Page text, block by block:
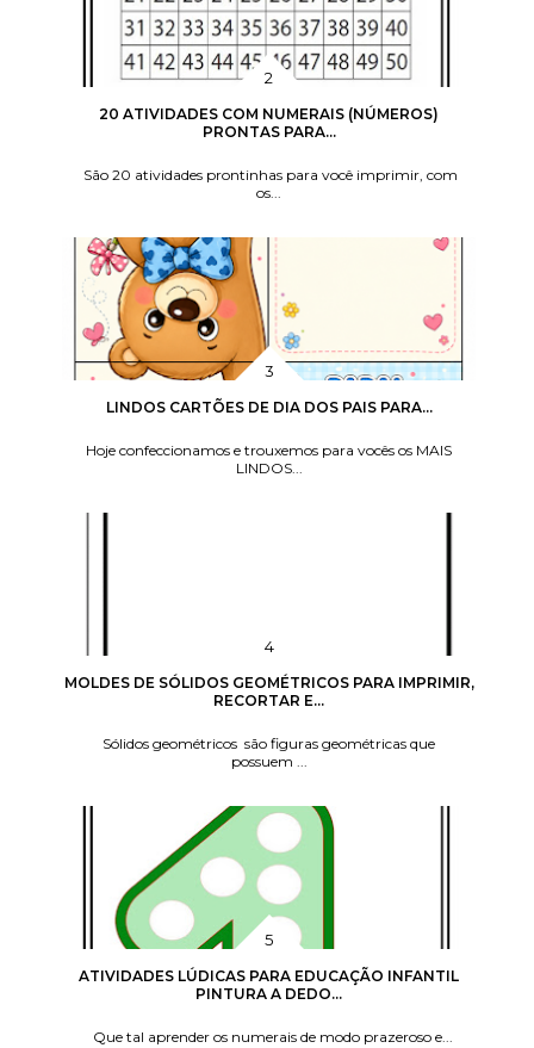
20 ATIVIDADES COM NUMERAIS (NÚMEROS)
PRONTAS PARA...
São 20 atividades prontinhas para você imprimir, com
os...
LINDOS CARTÕES DE DIA DOS PAIS PARA...
Hoje confeccionamos e trouxemos para vocês os MAIS
LINDOS...
MOLDES DE SÓLIDOS GEOMÉTRICOS PARA IMPRIMIR,
RECORTAR E...
Sólidos geométricos são figuras geométricas que
possuem ...
ATIVIDADES LÚDICAS PARA EDUCAÇÃO INFANTIL
PINTURA A DEDO...
Que tal aprender os numerais de modo prazeroso e...